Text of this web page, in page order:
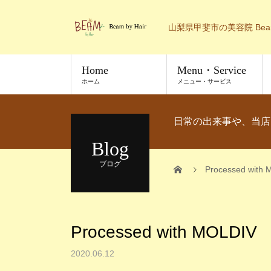
山梨県甲斐市の美容院
Home
ホーム
Menu・Service
メニュー・サービス
Blog
ブログ
日常の出来事や、当
Processed with
Processed with MOLDIV
2020.06.12